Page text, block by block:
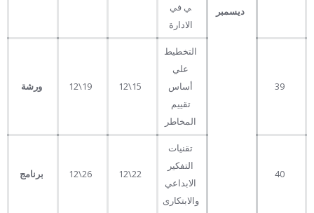
ديسمبر
ي في
الادارة
39
التخطيط
علي
أساس
تقييم
المخاطر
19\12 ورشة
40
تقنيات
التفكير
الابداعي
والابتكارى
22\12
26\12 برنامج